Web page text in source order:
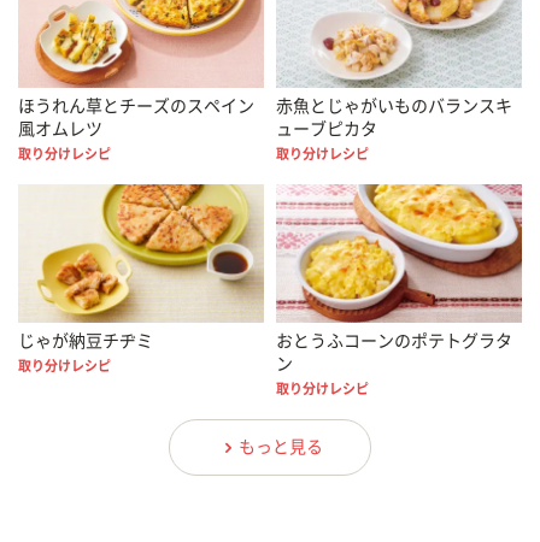
ほうれん草とチーズのスペイン
風オムレツ
取り分けレシピ
赤魚とじゃがいものバランスキ
ューブピカタ
取り分けレシピ
じゃが納豆チヂミ
取り分けレシピ
おとうふコーンのポテトグラタ
ン
取り分けレシピ
もっと見る